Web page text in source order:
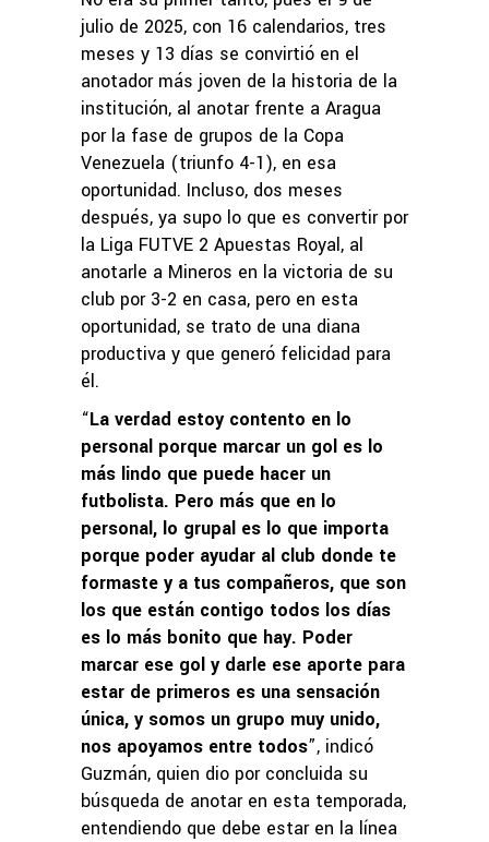
julio de 2025, con 16 calendarios, tres
meses y 13 días se convirtió en el
anotador más joven de la historia de la
institución, al anotar frente a Aragua
por la fase de grupos de la Copa
Venezuela (triunfo 4-1), en esa
oportunidad. Incluso, dos meses
después, ya supo lo que es convertir por
la Liga FUTVE 2 Apuestas Royal, al
anotarle a Mineros en la victoria de su
club por 3-2 en casa, pero en esta
oportunidad, se trato de una diana
productiva y que generó felicidad para
él.
“La verdad estoy contento en lo
personal porque marcar un gol es lo
más lindo que puede hacer un
futbolista. Pero más que en lo
personal, lo grupal es lo que importa
porque poder ayudar al club donde te
formaste y a tus compañeros, que son
los que están contigo todos los días
es lo más bonito que hay. Poder
marcar ese gol y darle ese aporte para
estar de primeros es una sensación
única, y somos un grupo muy unido,
nos apoyamos entre todos”, indicó
Guzmán, quien dio por concluida su
búsqueda de anotar en esta temporada,
entendiendo que debe estar en la línea